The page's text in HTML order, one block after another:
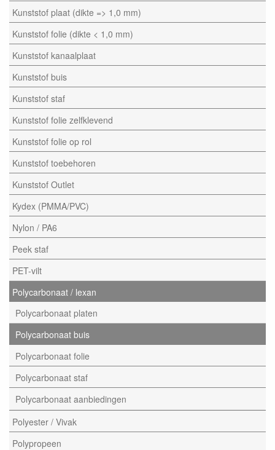
Kunststof plaat (dikte => 1,0 mm)
Kunststof folie (dikte < 1,0 mm)
Kunststof kanaalplaat
Kunststof buis
Kunststof staf
Kunststof folie zelfklevend
Kunststof folie op rol
Kunststof toebehoren
Kunststof Outlet
Kydex (PMMA/PVC)
Nylon / PA6
Peek staf
PET-vilt
Polycarbonaat / lexan
Polycarbonaat platen
Polycarbonaat buis
Polycarbonaat folie
Polycarbonaat staf
Polycarbonaat aanbiedingen
Polyester / Vivak
Polypropeen